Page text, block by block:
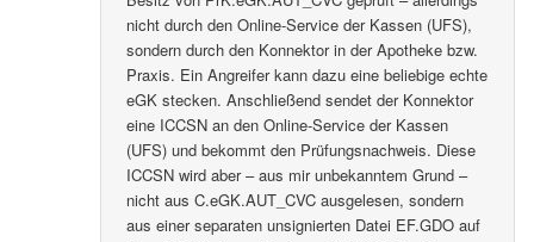
nicht durch den Online-Service der Kassen (UFS),
sondern durch den Konnektor in der Apotheke bzw.
Praxis. Ein Angreifer kann dazu eine beliebige echte
eGK stecken. Anschließend sendet der Konnektor
eine ICCSN an den Online-Service der Kassen
(UFS) und bekommt den Prüfungsnachweis. Diese
ICCSN wird aber – aus mir unbekanntem Grund –
nicht aus C.eGK.AUT_CVC ausgelesen, sondern
aus einer separaten unsignierten Datei EF.GDO auf